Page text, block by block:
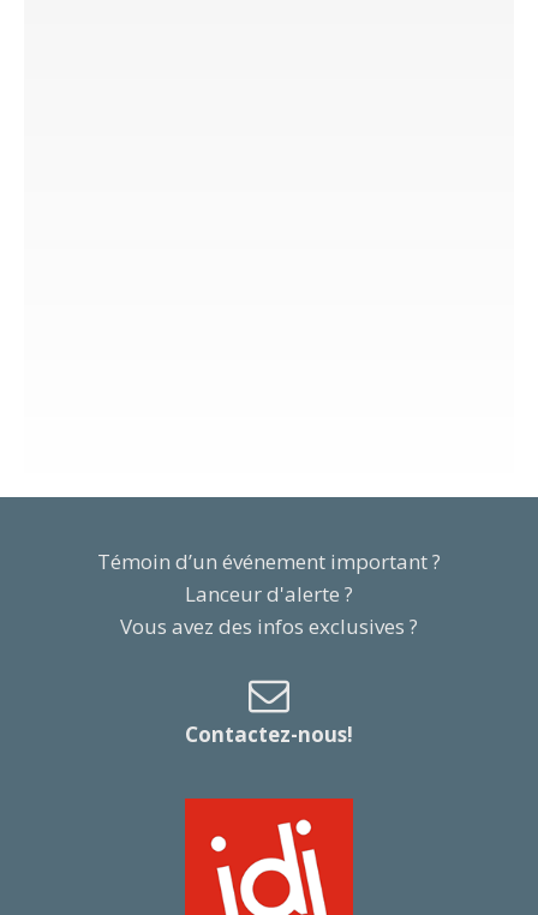
Témoin d’un événement important ?
Lanceur d'alerte ?
Vous avez des infos exclusives ?
Contactez-nous!